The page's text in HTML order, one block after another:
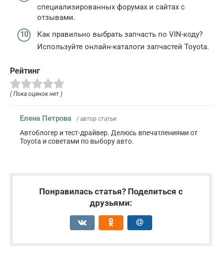
специализированных форумах и сайтах с
отзывами.
Как правильно выбрать запчасть по VIN-коду?
Используйте онлайн-каталоги запчастей Toyota.
Рейтинг
( Пока оценок нет )
Елена Петрова / автор статьи
Автоблогер и тест-драйвер. Делюсь впечатлениями от
Toyota и советами по выбору авто.
Понравилась статья? Поделиться с
друзьями: